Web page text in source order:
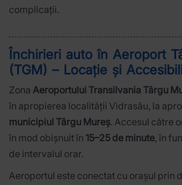
complicații.
Închirieri auto în Aeroport
(TGM) – Locație și
Zona Aeroportului Transilvania Târgu
în apropierea localității Vidrasău, la
municipiul Târgu Mureș. Accesul către
în mod obișnuit în 15–25 de minute, în
de intervalul orar.
Aeroportul este conectat cu orașul prin